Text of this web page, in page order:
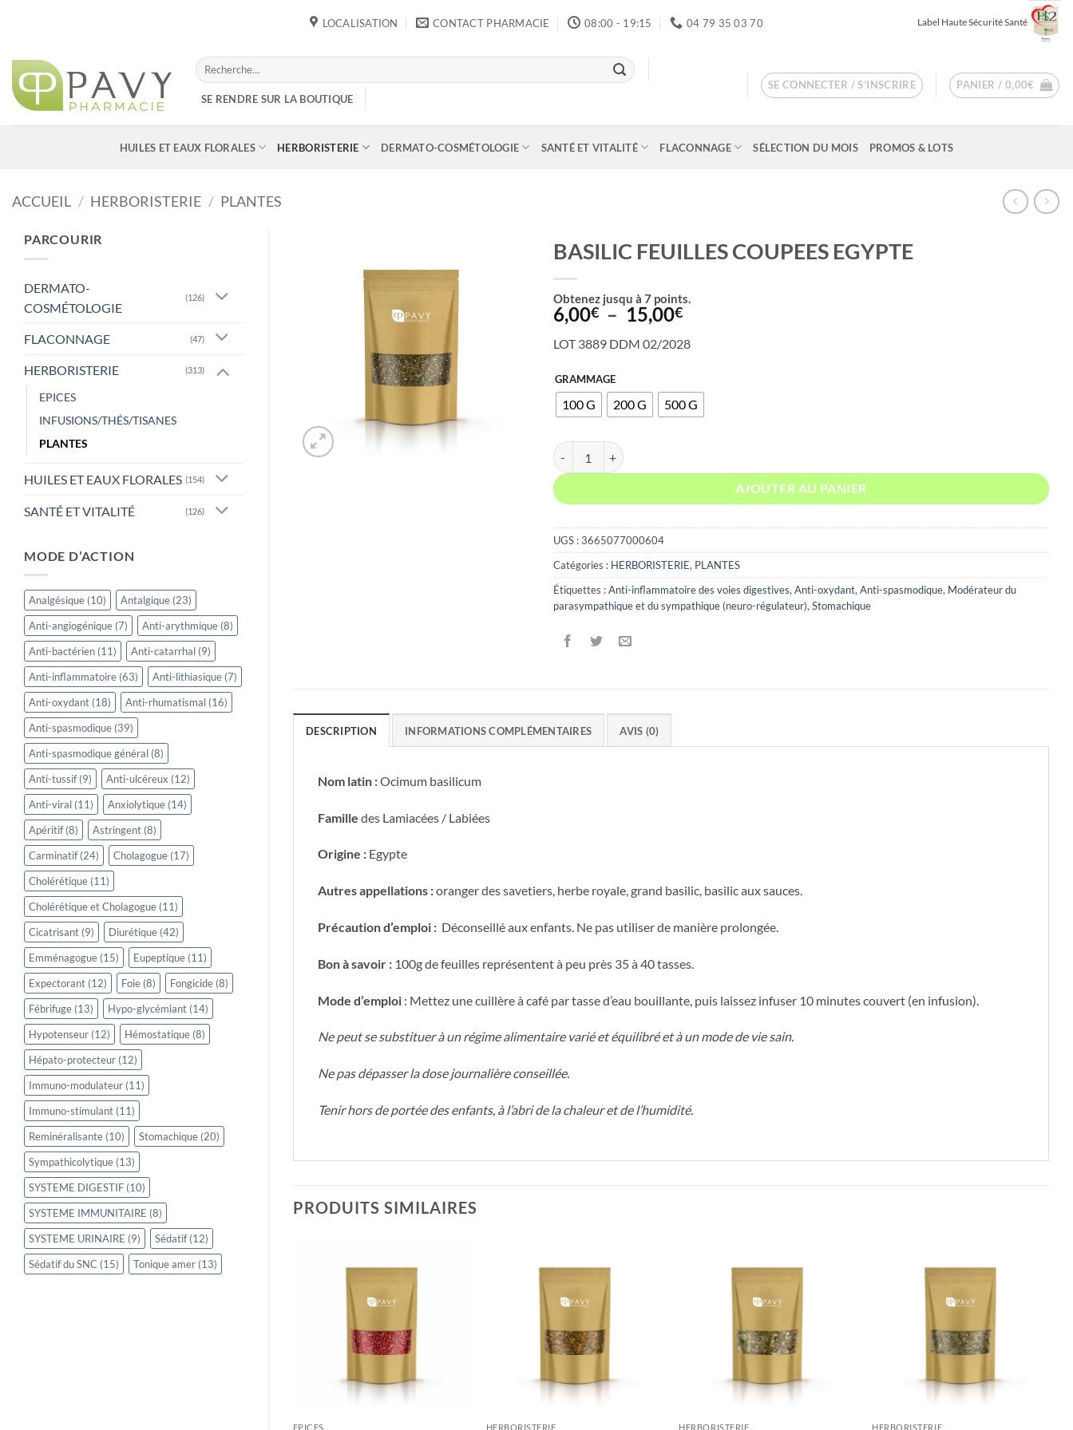
LOCALISATION CONTACT PHARMACIE 08:00 - 19:15 04 79 35 03 70 Label Haute Sécurité Santé
Recherche
pour :
SE RENDRE SUR LA BOUTIQUE
SE CONNECTER / S’INSCRIRE PANIER / 0,00€
HUILES ET EAUX FLORALES HERBORISTERIE DERMATO-COSMÉTOLOGIE SANTÉ ET VITALITÉ FLACONNAGE SÉLECTION DU MOIS PROMOS & LOTS
ACCUEIL / HERBORISTERIE / PLANTES
PARCOURIR
DERMATO-
COSMÉTOLOGIE
(126)
FLACONNAGE (47)
HERBORISTERIE (313)
EPICES
INFUSIONS/THÉS/TISANES
PLANTES
HUILES ET EAUX FLORALES (154)
SANTÉ ET VITALITÉ (126)
MODE D’ACTION
Analgésique (10) Antalgique (23)
Anti-angiogénique (7) Anti-arythmique (8)
Anti-bactérien (11) Anti-catarrhal (9)
Anti-inflammatoire (63) Anti-lithiasique (7)
Anti-oxydant (18) Anti-rhumatismal (16)
Anti-spasmodique (39)
Anti-spasmodique général (8)
Anti-tussif(9) Anti-ulcéreux (12)
Anti-viral (11) Anxiolytique (14)
Apéritif(8) Astringent (8)
Carminatif(24) Cholagogue (17)
Cholérétique (11)
Cholérétique et Cholagogue (11)
Cicatrisant (9) Diurétique (42)
Emménagogue (15) Eupeptique (11)
Expectorant (12) Foie (8) Fongicide (8)
Fébrifuge (13) Hypo-glycémiant (14)
Hypotenseur (12) Hémostatique (8)
Hépato-protecteur (12)
Immuno-modulateur (11)
Immuno-stimulant (11)
Reminéralisante (10) Stomachique (20)
Sympathicolytique (13)
SYSTEME DIGESTIF (10)
SYSTEME IMMUNITAIRE (8)
SYSTEME URINAIRE (9) Sédatif(12)
Sédatif du SNC (15) Tonique amer (13)
BASILIC FEUILLES COUPEES EGYPTE
Obtenez jusqu à 7points.
6,00€ – 15,00€Plage
prix :
à
15,00€
LOT 3889 DDM 02/2028
GRAMMAGE
100 G 200 G 500 G
quantité de BASILIC FEUILLES COUPEES EGYPTE
AJOUTER AU PANIER
UGS :3665077000604
Catégories : HERBORISTERIE, PLANTES
Étiquettes :Anti-inflammatoire des voies digestives, Anti-oxydant, Anti-spasmodique, Modérateur du
parasympathique et du sympathique (neuro-régulateur), Stomachique
DESCRIPTION INFORMATIONS COMPLÉMENTAIRES AVIS (0)
Nom latin :Ocimum basilicum
Famille des Lamiacées / Labiées
Origine : Egypte
Autres appellations :oranger des savetiers, herbe royale, grand basilic, basilic aux sauces.
Précaution d’emploi : Déconseillé aux enfants. Ne pas utiliser de manière prolongée.
Bon à savoir : 100g de feuilles représentent à peu près 35 à 40 tasses.
Mode d’emploi : Mettez une cuillère à café par tasse d’eau bouillante, puis laissez infuser 10 minutes couvert (en infusion).
Ne peut se substituer à un régime alimentaire varié et équilibré et à un mode de vie sain.
Ne pas dépasser la dose journalière conseillée.
Tenir hors de portée des enfants, à l’abri de la chaleur et de l’humidité.
PRODUITS SIMILAIRES
EPICES HERBORISTERIE HERBORISTERIE HERBORISTERIE